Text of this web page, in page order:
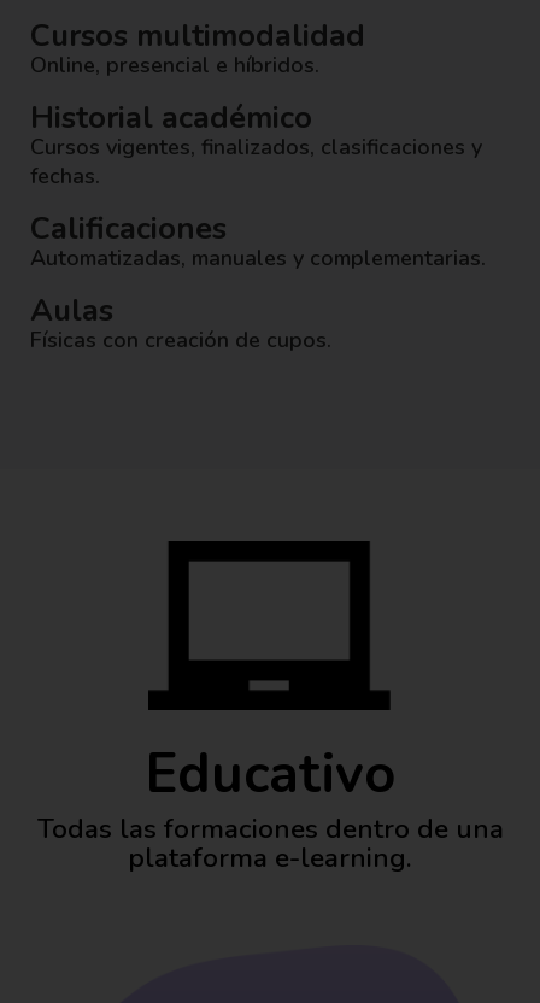
Cursos multimodalidad
Online, presencial e híbridos.
Historial académico
Cursos vigentes, finalizados, clasificaciones y
fechas.
Calificaciones
Automatizadas, manuales y complementarias.
Aulas
Físicas con creación de cupos.
Educativo
Todas las formaciones dentro de una
plataforma e-learning.